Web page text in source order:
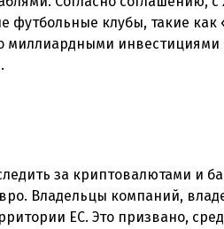
футбольные клубы, такие
инвестициями
за криптовалютами и
Владельцы компаний,
ЕС. Это призвано,